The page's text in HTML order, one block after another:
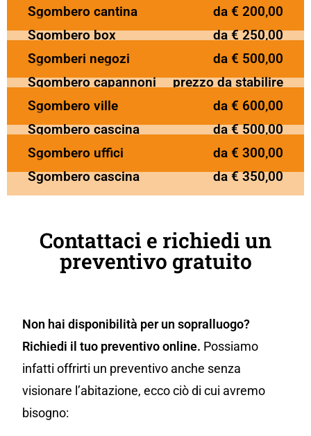
Sgombero cantina
da € 200,00
Sgombero box
da € 250,00
Sgomberi negozi
da € 500,00
Sgombero capannoni
prezzo da stabilire
Sgombero ville
da € 600,00
Sgombero cascina
da € 500,00
Sgombero uffici
da € 300,00
Sgombero cascina
da € 350,00
Contattaci e richiedi un
preventivo gratuito
Non hai disponibilità per un sopralluogo?
Richiedi il tuo preventivo online. Possiamo
infatti offrirti un preventivo anche senza
visionare l’abitazione, ecco ciò di cui avremo
bisogno: